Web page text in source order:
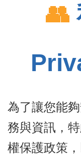
👥
為了讓您能
務與資訊，
權保護政策